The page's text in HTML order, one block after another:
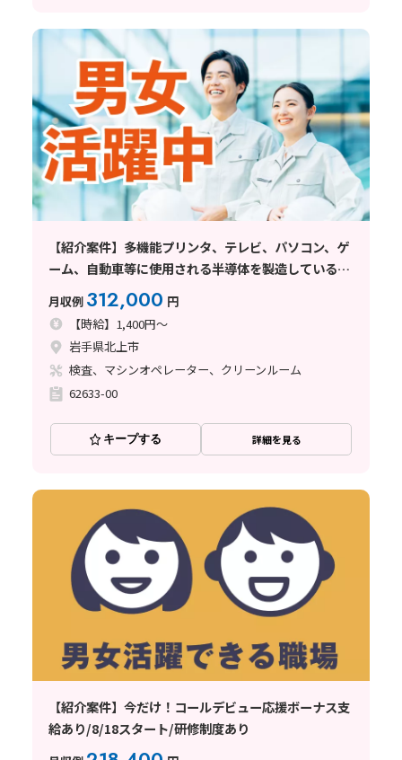
【紹介案件】多機能プリンタ、テレビ、パソコン、ゲ
ーム、自動車等に使用される半導体を製造している企
業でのお仕事
月収例 312,000 円
【時給】1,400円～
岩手県北上市
検査、マシンオペレーター、クリーンルーム
62633-00
キープする 詳細を見る
【紹介案件】今だけ！コールデビュー応援ボーナス支
給あり/8/18スタート/研修制度あり